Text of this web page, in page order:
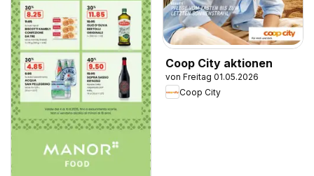
Coop City aktionen
von Freitag 01.05.2026
Coop City